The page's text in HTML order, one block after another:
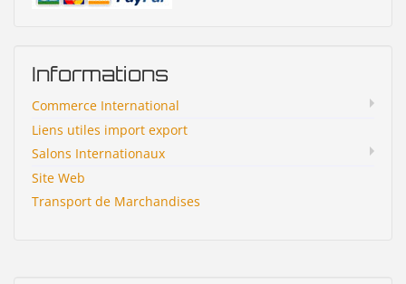
Informations
Commerce International
Liens utiles import export
Salons Internationaux
Site Web
Transport de Marchandises